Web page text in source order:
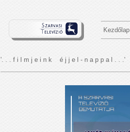
Kezdőlap
'. . . f i l m j e i n k é j j e l - n a p p a l . . .'